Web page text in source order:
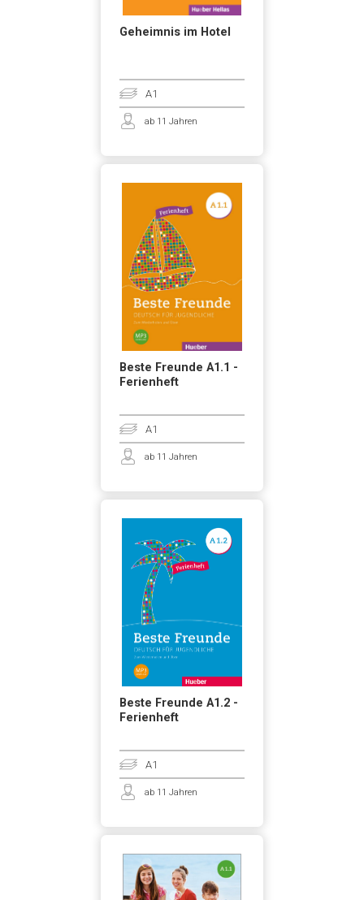
Geheimnis im Hotel
A1
ab 11 Jahren
Beste Freunde A1.1 -
Ferienheft
A1
ab 11 Jahren
Beste Freunde A1.2 -
Ferienheft
A1
ab 11 Jahren